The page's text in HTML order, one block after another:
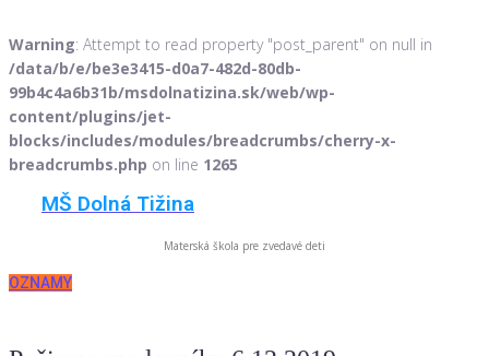
Warning: Attempt to read property "post_parent" on null in
/data/b/e/be3e3415-d0a7-482d-80db-
99b4c4a6b31b/msdolnatizina.sk/web/wp-
content/plugins/jet-
blocks/includes/modules/breadcrumbs/cherry-x-
breadcrumbs.php on line 1265
MŠ Dolná Tižina
Materská škola pre zvedavé deti
OZNAMY